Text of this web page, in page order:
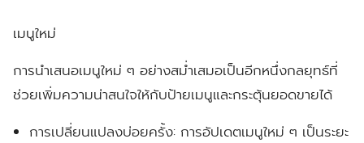
เมนูใหม่
การนำเสนอเมนูใหม่ ๆ อย่างสม่ำเสมอเป็นอีกหนึ่งกลยุทธ์ที่
ช่วยเพิ่มความน่าสนใจให้กับป้ายเมนูและกระตุ้นยอดขายได้
การเปลี่ยนแปลงบ่อยครั้ง: การอัปเดตเมนูใหม่ ๆ เป็นระยะ